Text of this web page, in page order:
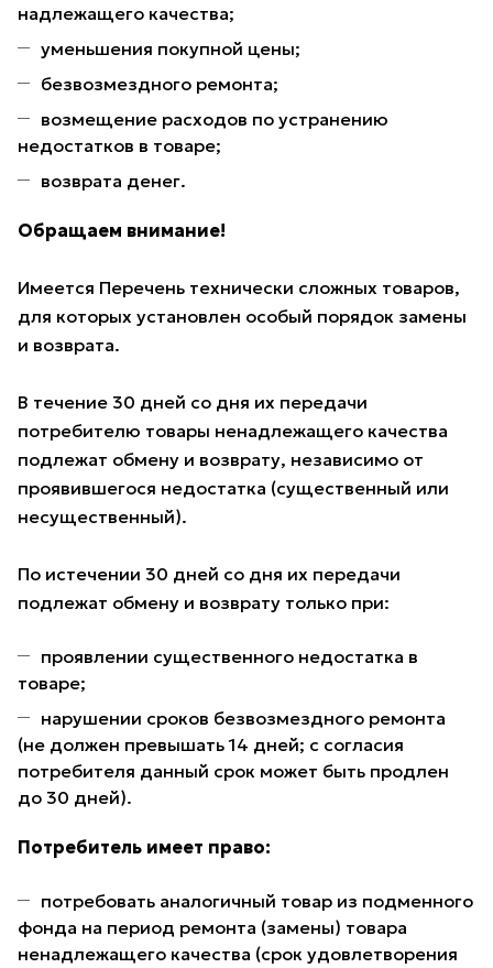
надлежащего качества;
уменьшения покупной цены;
безвозмездного ремонта;
возмещение расходов по устранению
недостатков в товаре;
возврата денег.
Обращаем внимание!
Имеется Перечень технически сложных товаров,
для которых установлен особый порядок замены
и возврата.
В течение 30 дней со дня их передачи
потребителю товары ненадлежащего качества
подлежат обмену и возврату, независимо от
проявившегося недостатка (существенный или
несущественный).
По истечении 30 дней со дня их передачи
подлежат обмену и возврату только при:
проявлении существенного недостатка в
товаре;
нарушении сроков безвозмездного ремонта
(не должен превышать 14 дней; с согласия
потребителя данный срок может быть продлен
до 30 дней).
Потребитель имеет право:
потребовать аналогичный товар из подменного
фонда на период ремонта (замены) товара
ненадлежащего качества (срок удовлетворения